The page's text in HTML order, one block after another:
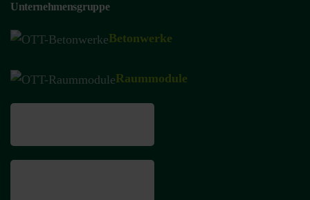
Unternehmensgruppe
Betonwerke
Raummodule